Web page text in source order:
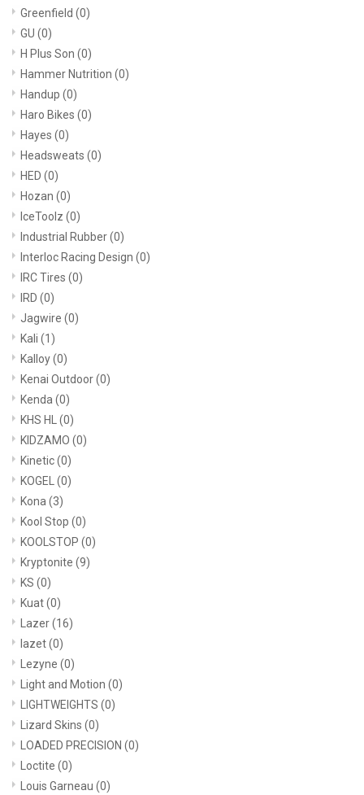
Greenfield (0)
GU (0)
H Plus Son (0)
Hammer Nutrition (0)
Handup (0)
Haro Bikes (0)
Hayes (0)
Headsweats (0)
HED (0)
Hozan (0)
IceToolz (0)
Industrial Rubber(0)
Interloc Racing Design (0)
IRC Tires (0)
IRD (0)
Jagwire (0)
Kali (1)
Kalloy(0)
Kenai Outdoor(0)
Kenda (0)
KHS HL (0)
KIDZAMO (0)
Kinetic(0)
KOGEL (0)
Kona (3)
Kool Stop (0)
KOOLSTOP (0)
Kryptonite (9)
KS (0)
Kuat(0)
Lazer(16)
lazet(0)
Lezyne (0)
Light and Motion (0)
LIGHTWEIGHTS (0)
Lizard Skins (0)
LOADED PRECISION (0)
Loctite (0)
Louis Garneau (0)